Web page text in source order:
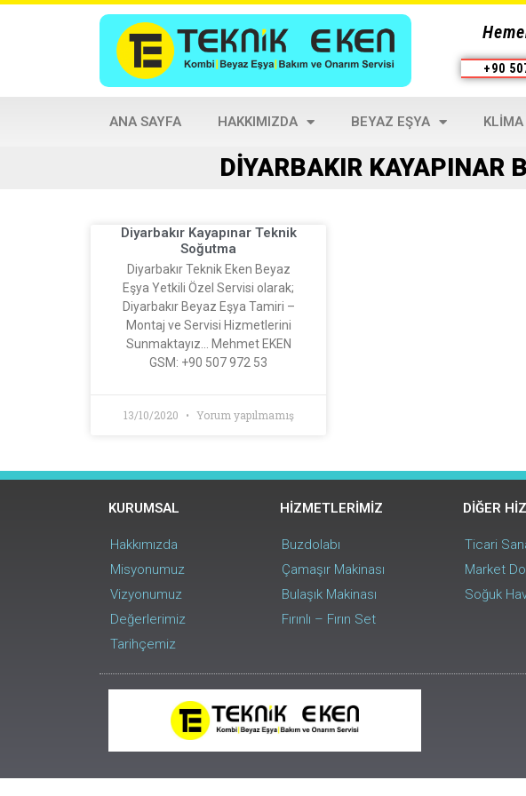
+90
ANA SAYFA HAKKIMIZDA BEYAZ EŞYA
DIYARBAKIR KAYAPINAR
Diyarbakır Kayapınar Teknik
Soğutma
Diyarbakır Teknik Eken Beyaz
Eşya Yetkili Özel Servisi olarak;
Diyarbakır Beyaz Eşya Tamiri –
Montaj ve Servisi Hizmetlerini
Sunmaktayız… Mehmet EKEN
GSM: +90 507 972 53
13/10/2020 Yorum yapılmamış
KURUMSAL
Hakkımızda
Misyonumuz
Vizyonumuz
Değerlerimiz
Tarihçemiz
HİZMETLERİMİZ
Buzdolabı
Çamaşır Makinası
Bulaşık Makinası
Fırınlı – Fırın Set
DIĞER
Ticari
Market
Soğuk